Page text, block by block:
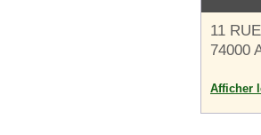
11
74000
Afficher